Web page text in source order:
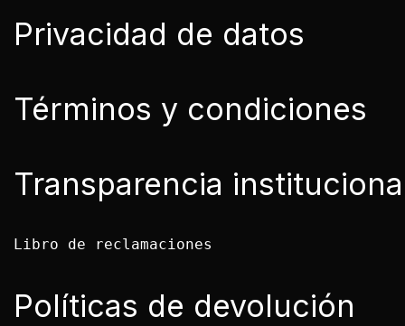
Privacidad de datos
Términos y condiciones
Transparencia
Libro de reclamaciones
Políticas de devolución